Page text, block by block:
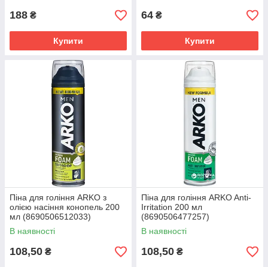
188 ₴
Купити
64 ₴
Купити
Піна для гоління ARKO з
олією насіння конопель 200
мл (8690506512033)
В наявності
108,50 ₴
Піна для гоління ARKO Anti-
Irritation 200 мл
(8690506477257)
В наявності
108,50 ₴